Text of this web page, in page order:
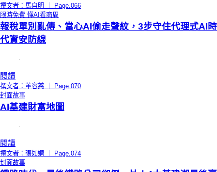
撰文者：馬自明 ｜ Page.066
限時免費 懂AI看商周
報稅單別亂傳、當心AI偷走聲紋，3步守住代理式AI時
代資安防線
閱讀
撰文者：董容慈 ｜ Page.070
封面故事
AI基建財富地圖
閱讀
撰文者：張如嫻 ｜ Page.074
封面故事